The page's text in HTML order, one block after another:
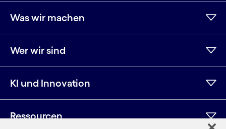
Was wir machen
Wer wir sind
KI und Innovation
Ressourcen